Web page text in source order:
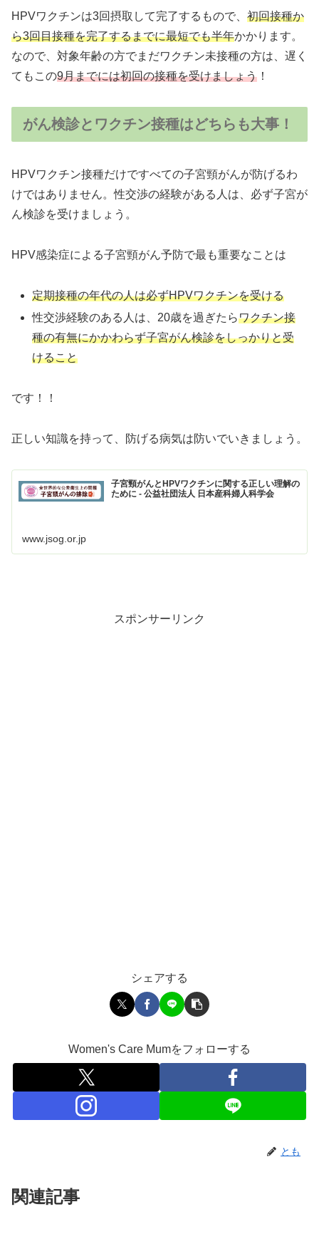
HPVワクチンは3回摂取して完了するもので、 初回接種か
ら3回目接種を完了するまでに最短でも半年かかります。
なので、対象年齢の方でまだワクチン未接種の方は、遅く
てもこの9月までには初回の接種を受けましょう ！
がん検診とワクチン接種はどちらも大事！
HPVワクチン接種だけですべての子宮頸がんが防げるわ
けではありません。性交渉の経験がある人は、必ず子宮が
ん検診を受けましょう。
HPV感染症による子宮頸がん予防で最も重要なことは
定期接種の年代の人は必ずHPVワクチンを受ける
性交渉経験のある人は、20歳を過ぎたらワクチン接
種の有無にかかわらず子宮がん検診をしっかりと受
けること
です！！
正しい知識を持って、防げる病気は防いでいきましょう。
子宮頸がんとHPVワクチンに関する正しい理解の
ために - 公益社団法人 日本産科婦人科学会
www.jsog.or.jp
スポンサーリンク
シェアする
Women's Care Mumをフォローする
とも
関連記事